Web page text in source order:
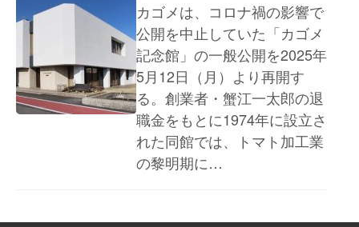
カゴメは、コロナ禍の影響で
公開を中止していた「カゴメ
記念館」の一般公開を2025年
5月12日（月）より再開す
る。創業者・蟹江一太郎の退
職金をもとに1974年に設立さ
れた同館では、トマト加工業
の黎明期に…